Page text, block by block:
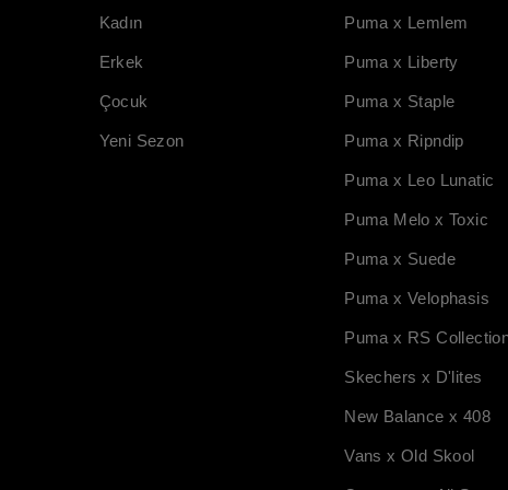
Kadın
Erkek
Çocuk
Yeni Sezon
Puma x Lemlem
Puma x Liberty
Puma x Staple
Puma x Ripndip
Puma x Leo Lunatic
Puma Melo x Toxic
Puma x Suede
Puma x Velophasis
Puma x RS
Skechers x D'lites
New Balance x 408
Vans x Old Skool